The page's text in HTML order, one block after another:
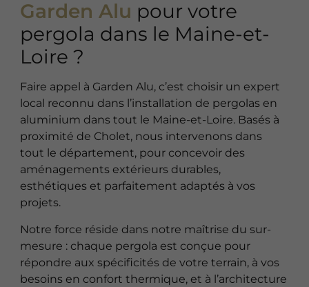
Garden Alu pour votre
pergola dans le Maine-et-
Loire ?
Faire appel à Garden Alu, c’est choisir un expert
local reconnu dans l’installation de pergolas en
aluminium dans tout le Maine-et-Loire. Basés à
proximité de Cholet, nous intervenons dans
tout le département, pour concevoir des
aménagements extérieurs durables,
esthétiques et parfaitement adaptés à vos
projets.
Notre force réside dans notre maîtrise du sur-
mesure : chaque pergola est conçue pour
répondre aux spécificités de votre terrain, à vos
besoins en confort thermique, et à l’architecture